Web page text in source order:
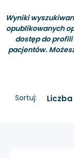
Wyniki
opublikowanych
dostęp do
pacjentów.
Sortuj: